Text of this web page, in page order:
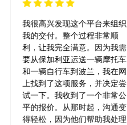
我很高兴发现这个平台来组织
我的交付。整个过程非常顺
利，让我完全满意。因为我需
要从保加利亚运送一辆摩托车
和一辆自行车到波兰，我在网
上找到了这项服务，并决定尝
试一下。我收到了一个非常公
平的报价。从那时起，沟通变
得轻松，因为他们帮助我处理